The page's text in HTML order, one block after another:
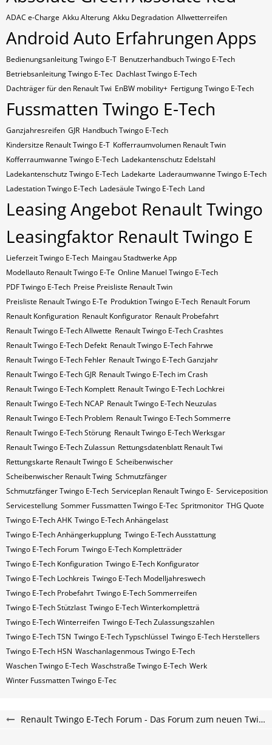
ADAC e-Charge Akku Alterung Akku Degradation Allwetterreifen
Android Auto ErfahrungenApps
Bedienungsanleitung Twingo E-T Benutzerhandbuch Twingo E-Tech
Betriebsanleitung Twingo E-Tec Dachlast Twingo E-Tech
Dachträger für den Renault Twi EnBW mobility+ Fertigung Twingo E-Tech
Fussmatten Twingo E-Tech
Ganzjahresreifen GJR Handbuch Twingo E-Tech
Kindersitze Renault Twingo E-T Kofferraumvolumen Renault Twin
Kofferraumwanne Twingo E-Tech Ladekantenschutz Edelstahl
Ladekantenschutz Twingo E-Tech Ladekarte Laderaumwanne Twingo E-Tech
Ladestation Twingo E-Tech Ladesäule Twingo E-Tech Land
Leasing Angebot Renault Twingo
Leasingfaktor Renault Twingo E
Lieferzeit Twingo E-Tech Maingau Stadtwerke App
Modellauto Renault Twingo E-Te Online Manuel Twingo E-Tech
PDF Twingo E-Tech Preise Preisliste Renault Twin
Preisliste Renault Twingo E-Te Produktion Twingo E-Tech Renault Forum
Renault Konfiguration Renault Konfigurator Renault Probefahrt
Renault Twingo E-Tech Allwette Renault Twingo E-Tech Crashtes
Renault Twingo E-Tech Defekt Renault Twingo E-Tech Fahrwe
Renault Twingo E-Tech Fehler Renault Twingo E-Tech Ganzjahr
Renault Twingo E-Tech GJR Renault Twingo E-Tech im Crash
Renault Twingo E-Tech Komplett Renault Twingo E-Tech Lochkrei
Renault Twingo E-Tech NCAP Renault Twingo E-Tech Neuzulas
Renault Twingo E-Tech Problem Renault Twingo E-Tech Sommerre
Renault Twingo E-Tech Störung Renault Twingo E-Tech Werksgar
Renault Twingo E-Tech Zulassun Rettungsdatenblatt Renault Twi
Rettungskarte Renault Twingo E Scheibenwischer
Scheibenwischer Renault​ Twing Schmutzfänger
Schmutzfänger Twingo E-Tech Serviceplan Renault Twingo E- Serviceposition
Servicestellung Sommer Fussmatten Twingo E-Tec Spritmonitor THG Quote
Twingo E-Tech AHK Twingo E-Tech Anhängelast
Twingo E-Tech Anhängerkupplung Twingo E-Tech Ausstattung
Twingo E-Tech Forum Twingo E-Tech Kompletträder
Twingo E-Tech Konfiguration Twingo E-Tech Konfigurator
Twingo E-Tech Lochkreis Twingo E-Tech Modelljahreswech
Twingo E-Tech Probefahrt Twingo E-Tech Sommerreifen
Twingo E-Tech Stützlast Twingo E-Tech Winterkompletträ
Twingo E-Tech Winterreifen Twingo E-Tech Zulassungszahlen
Twingo E-Tech​​​​ TSN Twingo E-Tech​​​​ Typschlüssel Twingo E-Tech​​​​​ Herstellers
Twingo E-Tech​​​​​ HSN Waschanlagenmous Twingo E-Tech
Waschen Twingo E-Tech Waschstraße Twingo E-Tech Werk
Winter Fussmatten Twingo E-Tec
Renault Twingo E-Tech Forum - Das Forum zum neuen Twingo ab 2025